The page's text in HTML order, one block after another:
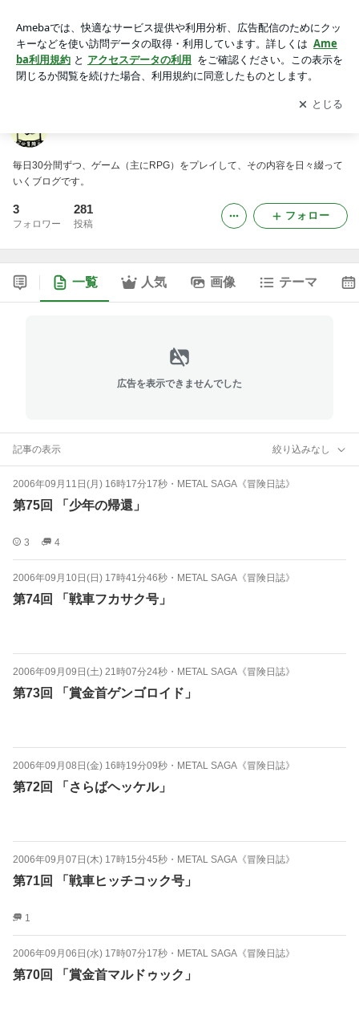
アプリをダウンロードして ブログの更新通知
を受け取りまし
ょう。
開く
毎日30分間ずつ、ゲーム（主にRPG）をプレイして、その内容を日々綴って
いくブログです。
3
フォロワー
281
投稿
フォロー
一覧 人気 画像 テーマ
広告を表示できませんでした
記事の表示 絞り込みなし
2006年09月11日(月) 16時17分17秒 ・ METAL SAGA《冒険日誌》
第75回 「少年の帰還」
3 4
2006年09月10日(日) 17時41分46秒 ・ METAL SAGA《冒険日誌》
第74回 「戦車フカサク号」
2006年09月09日(土) 21時07分24秒 ・ METAL SAGA《冒険日誌》
第73回 「賞金首ゲンゴロイド」
2006年09月08日(金) 16時19分09秒 ・ METAL SAGA《冒険日誌》
第72回 「さらばヘッケル」
2006年09月07日(木) 17時15分45秒 ・ METAL SAGA《冒険日誌》
第71回 「戦車ヒッチコック号」
1
2006年09月06日(水) 17時07分17秒 ・ METAL SAGA《冒険日誌》
第70回 「賞金首マルドゥック」